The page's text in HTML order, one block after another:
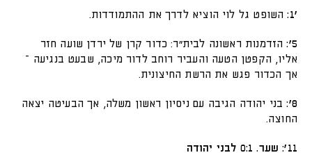
'1: השופט גל לוי הוציא לדרך את ההתמודדות.
5':
הזדמנות ראשונה לבית"ר: כדור קרן של ירדן שועה חזר
אליו, הקפטן הטעה והעביר רוחב לדור מיכה, שבעט בנגיעה –
אך הכדור פגש את הרשת החיצונית.
8':
בני יהודה הגיבה עם ניסיון ראשון משלה, אך הבעיטה יצאה
החוצה.
11': שער. 0:1 לבני יהודה